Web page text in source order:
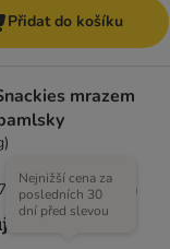
Přidat do košíku
mrazem
Nejnižší cena za
posledních 30
dní před slevou
)